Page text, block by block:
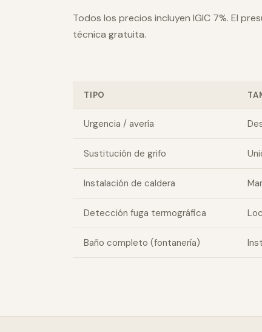
Todos los precios incluyen IGIC 7%. El
técnica gratuita.
TIPO
Urgencia / avería
Sustitución de grifo
Instalación de caldera
Detección fuga termográfica
Baño completo (fontanería)